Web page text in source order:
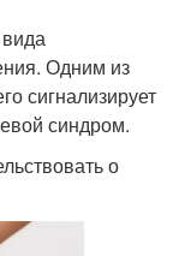
Одним из
сигнализирует
синдром.
о